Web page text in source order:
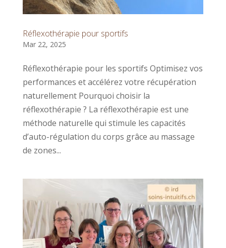
Réflexothérapie pour sportifs
Mar 22, 2025
Réflexothérapie pour les sportifs Optimisez vos
performances et accélérez votre récupération
naturellement Pourquoi choisir la
réflexothérapie ? La réflexothérapie est une
méthode naturelle qui stimule les capacités
d’auto-régulation du corps grâce au massage
de zones...